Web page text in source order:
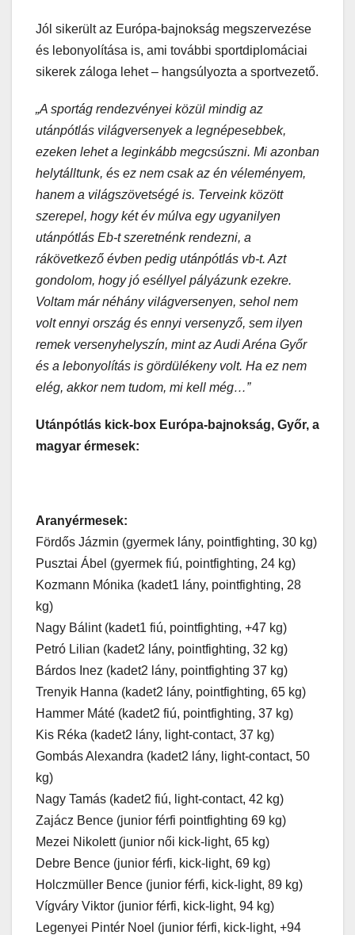
Jól sikerült az Európa-bajnokság megszervezése
és lebonyolítása is, ami további sportdiplomáciai
sikerek záloga lehet – hangsúlyozta a sportvezető.
„A sportág rendezvényei közül mindig az
utánpótlás világversenyek a legnépesebbek,
ezeken lehet a leginkább megcsúszni. Mi azonban
helytálltunk, és ez nem csak az én véleményem,
hanem a világszövetségé is. Terveink között
szerepel, hogy két év múlva egy ugyanilyen
utánpótlás Eb-t szeretnénk rendezni, a
rákövetkező évben pedig utánpótlás vb-t. Azt
gondolom, hogy jó eséllyel pályázunk ezekre.
Voltam már néhány világversenyen, sehol nem
volt ennyi ország és ennyi versenyző, sem ilyen
remek versenyhelyszín, mint az Audi Aréna Győr
és a lebonyolítás is gördülékeny volt. Ha ez nem
elég, akkor nem tudom, mi kell még…”
Utánpótlás kick-box Európa-bajnokság, Győr, a
magyar érmesek:
Aranyérmesek:
Fördős Jázmin (gyermek lány, pointfighting, 30 kg)
Pusztai Ábel (gyermek fiú, pointfighting, 24 kg)
Kozmann Mónika (kadet1 lány, pointfighting, 28
kg)
Nagy Bálint (kadet1 fiú, pointfighting, +47 kg)
Petró Lilian (kadet2 lány, pointfighting, 32 kg)
Bárdos Inez (kadet2 lány, pointfighting 37 kg)
Trenyik Hanna (kadet2 lány, pointfighting, 65 kg)
Hammer Máté (kadet2 fiú, pointfighting, 37 kg)
Kis Réka (kadet2 lány, light-contact, 37 kg)
Gombás Alexandra (kadet2 lány, light-contact, 50
kg)
Nagy Tamás (kadet2 fiú, light-contact, 42 kg)
Zajácz Bence (junior férfi pointfighting 69 kg)
Mezei Nikolett (junior női kick-light, 65 kg)
Debre Bence (junior férfi, kick-light, 69 kg)
Holczmüller Bence (junior férfi, kick-light, 89 kg)
Vígváry Viktor (junior férfi, kick-light, 94 kg)
Legenyei Pintér Noel (junior férfi, kick-light, +94